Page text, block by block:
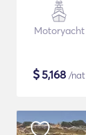
Motoryacht
$5,168 /nat